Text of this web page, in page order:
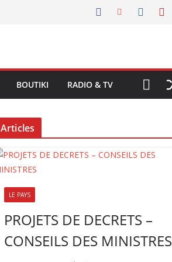
BOUTIKI RADIO & TV
Articles
LE PAYS
PROJETS DE DECRETS –
CONSEILS DES MINISTRES